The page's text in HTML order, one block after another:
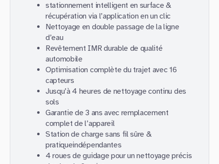
stationnement intelligent en surface &
récupération via l’application en un clic
Nettoyage en double passage de la ligne
d’eau
Revêtement IMR durable de qualité
automobile
Optimisation complète du trajet avec 16
capteurs
Jusqu’à 4 heures de nettoyage continu des
sols
Garantie de 3 ans avec remplacement
complet de l’appareil
Station de charge sans fil sûre &
pratiqueindépendantes
4 roues de guidage pour un nettoyage précis